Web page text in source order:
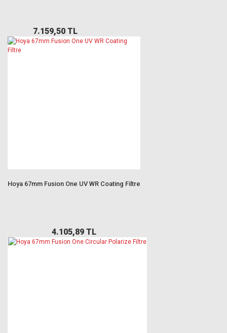
7.159,50 TL
Hoya 67mm Fusion One UV WR Coating Filtre
4.105,89 TL